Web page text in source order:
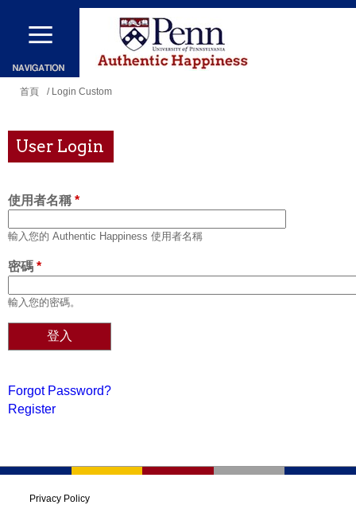
移
主
內
您
這
裡
首頁 / Login Custom
User Login
使用者名稱 *
輸入您的 Authentic Happiness 使用者名稱
密碼 *
輸入您的密碼。
Forgot Password?
Register
Privacy Policy